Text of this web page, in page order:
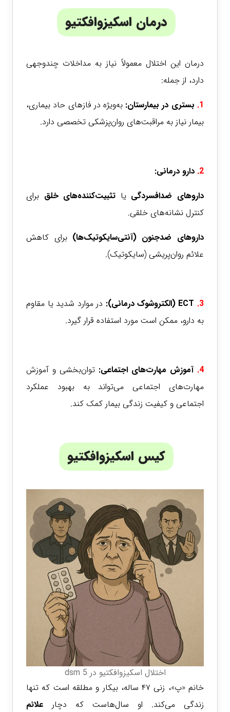
درمان اسکیزوافکتیو
درمان این اختلال معمولاً نیاز به مداخلات چندوجهی
دارد، از جمله:
1. بستری در بیمارستان: به‌ویژه در فازهای حاد بیماری،
بیمار نیاز به مراقبت‌های روان‌پزشکی تخصصی دارد.
2. دارو درمانی:
داروهای ضدافسردگی یا تثبیت‌کننده‌های خلق برای
کنترل نشانه‌های خلقی.
داروهای ضدجنون (آنتی‌سایکوتیک‌ها) برای کاهش
علائم روان‌پریشی (سایکوتیک).
3.
: در موارد شدید یا مقاوم
به دارو، ممکن است مورد استفاده قرار گیرد.
4. آموزش مهارت‌های اجتماعی: توان‌بخشی و آموزش
مهارت‌های اجتماعی می‌تواند به بهبود عملکرد
اجتماعی و کیفیت زندگی بیمار کمک کند.
کیس اسکیزوافکتیو
اختلال اسکیزوافکتیو در dsm 5
خانم «پ»، زنی ۴۷ ساله، بیکار و مطلقه است که تنها
زندگی می‌کند. او سال‌هاست که دچار علائم